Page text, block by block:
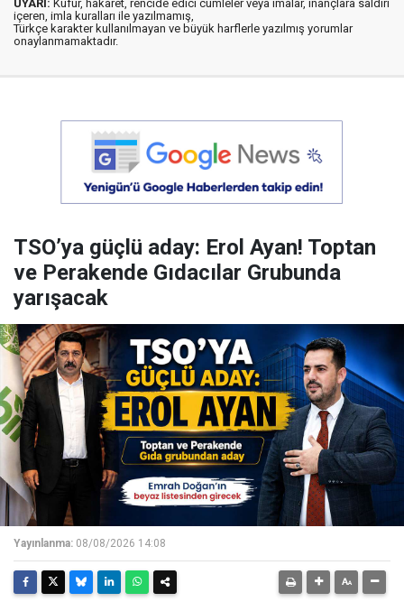
UYARI: Küfür, hakaret, rencide edici cümleler veya imalar, inançlara saldırı
içeren, imla kuralları ile yazılmamış,
Türkçe karakter kullanılmayan ve büyük harflerle yazılmış yorumlar
onaylanmamaktadır.
TSO’ya güçlü aday: Erol Ayan! Toptan
ve Perakende Gıdacılar Grubunda
yarışacak
Yayınlanma: 08/08/2026 14:08